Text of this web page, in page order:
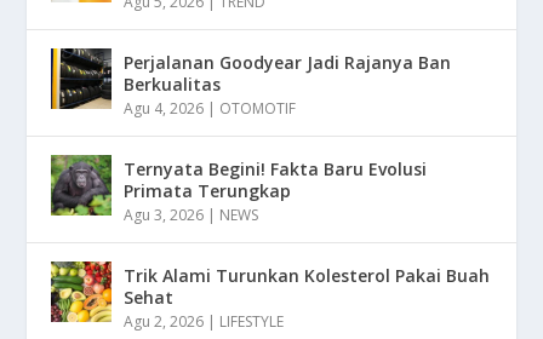
Perjalanan Goodyear Jadi Rajanya Ban
Berkualitas
Agu 4, 2026 | OTOMOTIF
Ternyata Begini! Fakta Baru Evolusi
Primata Terungkap
Agu 3, 2026 | NEWS
Trik Alami Turunkan Kolesterol Pakai Buah
Sehat
Agu 2, 2026 | LIFESTYLE